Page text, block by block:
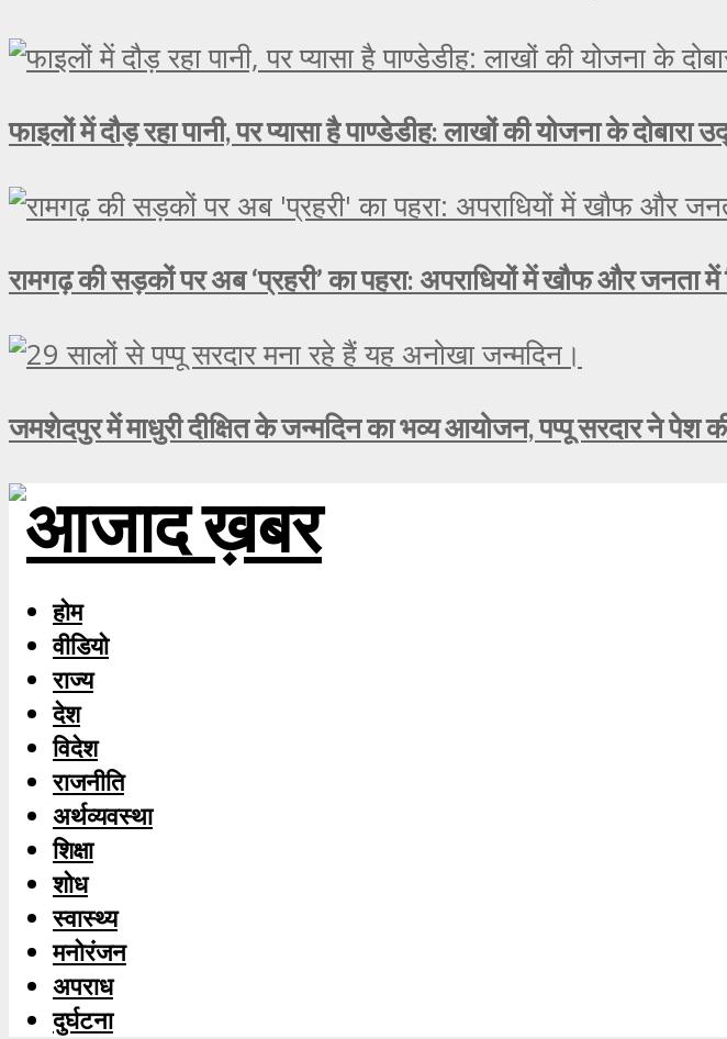
फाइलों में दौड़ रहा पानी, पर प्यासा है पाण्डेडीह: लाखों की योजना के
रामगढ़ की सड़कों पर अब ‘प्रहरी’ का पहरा: अपराधियों में खौफ और जनता
जमशेदपुर में माधुरी दीक्षित के जन्मदिन का भव्य आयोजन, पप्पू सरदार ने पेश
होम
वीडियो
राज्य
देश
विदेश
राजनीति
अर्थव्यवस्था
शिक्षा
शोध
स्‍वास्‍थ्‍य
मनोरंजन
अपराध
दुर्घटना